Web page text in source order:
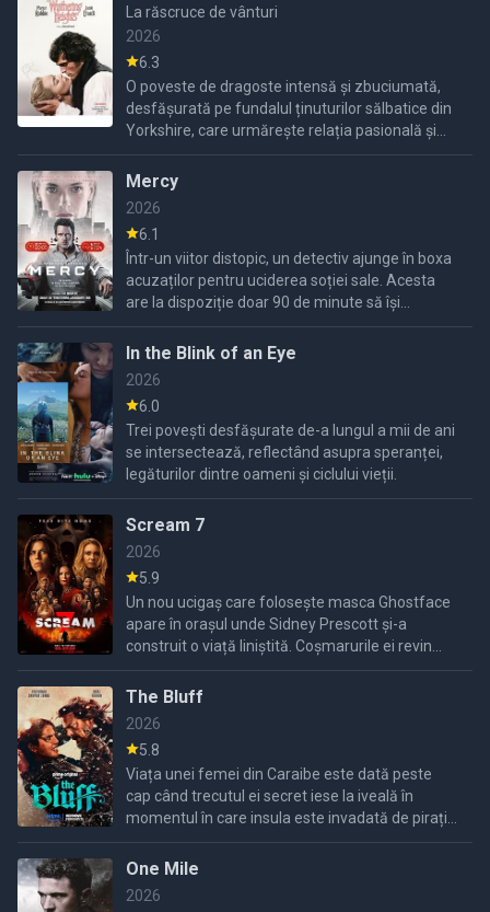
La răscruce de vânturi
2026
6.3
O poveste de dragoste intensă și zbuciumată,
desfășurată pe fundalul ținuturilor sălbatice din
Yorkshire, care urmărește relația pasională și
autodistructivă dintre Heathcliff și Catherine
Earnshaw.
Mercy
2026
6.1
Într-un viitor distopic, un detectiv ajunge în boxa
acuzaților pentru uciderea soției sale. Acesta
are la dispoziție doar 90 de minute să își
demonstreze nevinovăția în fața unui judecător
dotat cu ...
In the Blink of an Eye
2026
6.0
Trei povești desfășurate de-a lungul a mii de ani
se intersectează, reflectând asupra speranței,
legăturilor dintre oameni și ciclului vieții.
Scream 7
2026
5.9
Un nou ucigaș care folosește masca Ghostface
apare în orașul unde Sidney Prescott și-a
construit o viață liniștită. Coșmarurile ei revin
când propria fiică devine următoarea țintă a
criminalului.
The Bluff
2026
5.8
Viața unei femei din Caraibe este dată peste
cap când trecutul ei secret iese la iveală în
momentul în care insula este invadată de pirați
nemiloși.
One Mile
2026